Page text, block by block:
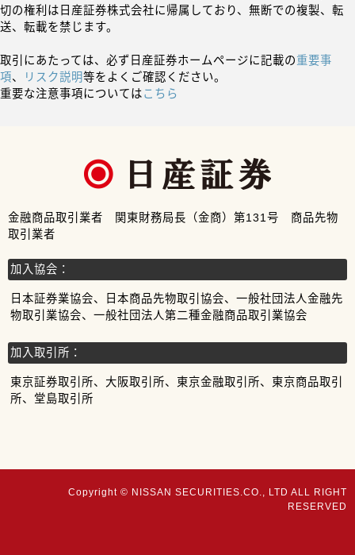
切の権利は日産証券株式会社に帰属しており、無断での複製、転
送、転載を禁じます。
取引にあたっては、必ず日産証券ホームページに記載の重要事
項、 リスク説明等をよくご確認ください。
重要な注意事項についてはこちら
金融商品取引業者 関東財務局長（金商）第131号 商品先物
取引業者
加入協会：
日本証券業協会、日本商品先物取引協会、一般社団法人金融先
物取引業協会、一般社団法人第二種金融商品取引業協会
加入取引所：
東京証券取引所、大阪取引所、東京金融取引所、東京商品取引
所、堂島取引所
Copyright © NISSAN SECURITIES.CO., LTD ALL RIGHT
RESERVED